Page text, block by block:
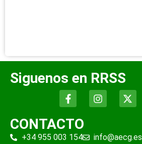
Siguenos en RRSS
CONTACTO
+34 955 003 154
info@aecg.es